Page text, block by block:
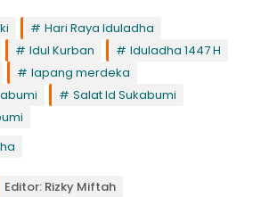
Hari Raya Iduladha
Idul Kurban
Iduladha 1447 H
lapang merdeka
Salat Id Sukabumi
Editor: Rizky Miftah